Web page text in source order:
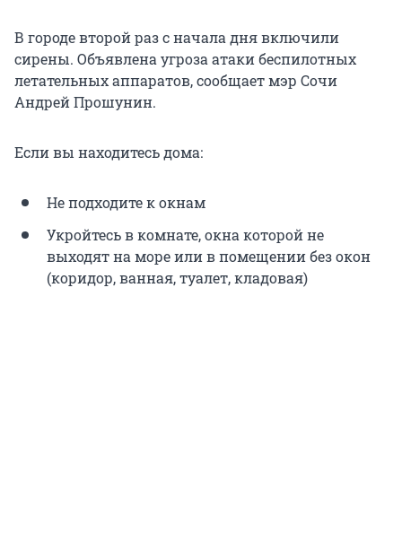
В городе второй раз с начала дня включили
сирены. Объявлена угроза атаки беспилотных
летательных аппаратов, сообщает мэр Сочи
Андрей Прошунин.
Если вы находитесь дома:
Не подходите к окнам
Укройтесь в комнате, окна которой не
выходят на море или в помещении без окон
(коридор, ванная, туалет, кладовая)